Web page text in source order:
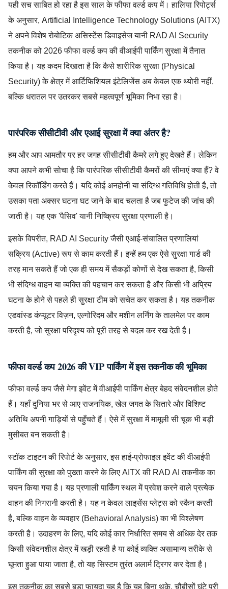
यही सच साबित हो रहा है इस साल के फीफा वर्ल्ड कप में। हालिया रिपोर्ट्स
के अनुसार, Artificial Intelligence Technology Solutions (AITX)
ने अपने विशेष रोबोटिक असिस्टेंस डिवाइसेज यानी RAD AI Security
तकनीक को 2026 फीफा वर्ल्ड कप की वीआईपी पार्किंग सुरक्षा में तैनात
किया है। यह कदम दिखाता है कि कैसे शारीरिक सुरक्षा (Physical
Security) के क्षेत्र में आर्टिफिशियल इंटेलिजेंस अब केवल एक थ्योरी नहीं,
बल्कि धरातल पर उतरकर सबसे महत्वपूर्ण भूमिका निभा रहा है।
पारंपरिक सीसीटीवी और एआई सुरक्षा में क्या अंतर है?
हम और आप आमतौर पर हर जगह सीसीटीवी कैमरे लगे हुए देखते हैं। लेकिन
क्या आपने कभी सोचा है कि पारंपरिक सीसीटीवी कैमरों की सीमाएं क्या हैं? वे
केवल रिकॉर्डिंग करते हैं। यदि कोई अनहोनी या संदिग्ध गतिविधि होती है, तो
उसका पता अक्सर घटना घट जाने के बाद चलता है जब फुटेज की जांच की
जाती है। यह एक 'पैसिव' यानी निष्क्रिय सुरक्षा प्रणाली है।
इसके विपरीत, RAD AI Security जैसी एआई-संचालित प्रणालियां
सक्रिय (Active) रूप से काम करती हैं। इन्हें हम एक ऐसे सुरक्षा गार्ड की
तरह मान सकते हैं जो एक ही समय में सैकड़ों कोणों से देख सकता है, किसी
भी संदिग्ध वाहन या व्यक्ति की पहचान कर सकता है और किसी भी अप्रिय
घटना के होने से पहले ही सुरक्षा टीम को सचेत कर सकता है। यह तकनीक
एडवांस्ड कंप्यूटर विज़न, एल्गोरिदम और मशीन लर्निंग के तालमेल पर काम
करती है, जो सुरक्षा परिदृश्य को पूरी तरह से बदल कर रख देती है।
फीफा वर्ल्ड कप 2026 की VIP पार्किंग में इस तकनीक की भूमिका
फीफा वर्ल्ड कप जैसे मेगा इवेंट में वीआईपी पार्किंग क्षेत्र बेहद संवेदनशील होते
हैं। यहाँ दुनिया भर से आए राजनयिक, खेल जगत के सितारे और विशिष्ट
अतिथि अपनी गाड़ियों से पहुँचते हैं। ऐसे में सुरक्षा में मामूली सी चूक भी बड़ी
मुसीबत बन सकती है।
स्टॉक टाइटन की रिपोर्ट के अनुसार, इस हाई-प्रोफाइल इवेंट की वीआईपी
पार्किंग की सुरक्षा को पुख्ता करने के लिए AITX की RAD AI तकनीक का
चयन किया गया है। यह प्रणाली पार्किंग स्थल में प्रवेश करने वाले प्रत्येक
वाहन की निगरानी करती है। यह न केवल लाइसेंस प्लेट्स को स्कैन करती
है, बल्कि वाहन के व्यवहार (Behavioral Analysis) का भी विश्लेषण
करती है। उदाहरण के लिए, यदि कोई कार निर्धारित समय से अधिक देर तक
किसी संवेदनशील क्षेत्र में खड़ी रहती है या कोई व्यक्ति असामान्य तरीके से
घूमता हुआ पाया जाता है, तो यह सिस्टम तुरंत अलार्म ट्रिगर कर देता है।
इस तकनीक का सबसे बड़ा फायदा यह है कि यह बिना थके, चौबीसों घंटे पूरी